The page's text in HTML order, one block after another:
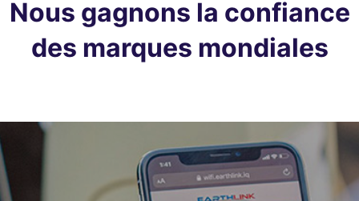
Nous gagnons la confiance
des marques mondiales